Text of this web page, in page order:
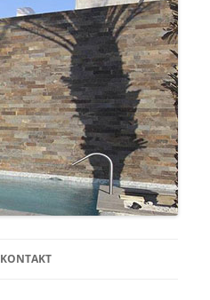
KONTAKT